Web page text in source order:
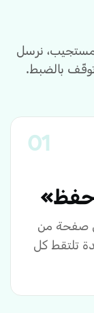
نرسل
توقّف بالضبط.
صفحة من
تلتقط كل